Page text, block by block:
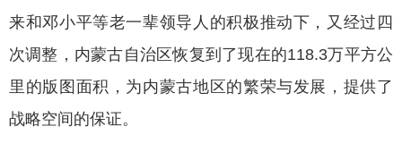
来和邓小平等老一辈领导人的积极推动下，又经过四
次调整，内蒙古自治区恢复到了现在的118.3万平方公
里的版图面积，为内蒙古地区的繁荣与发展，提供了
战略空间的保证。